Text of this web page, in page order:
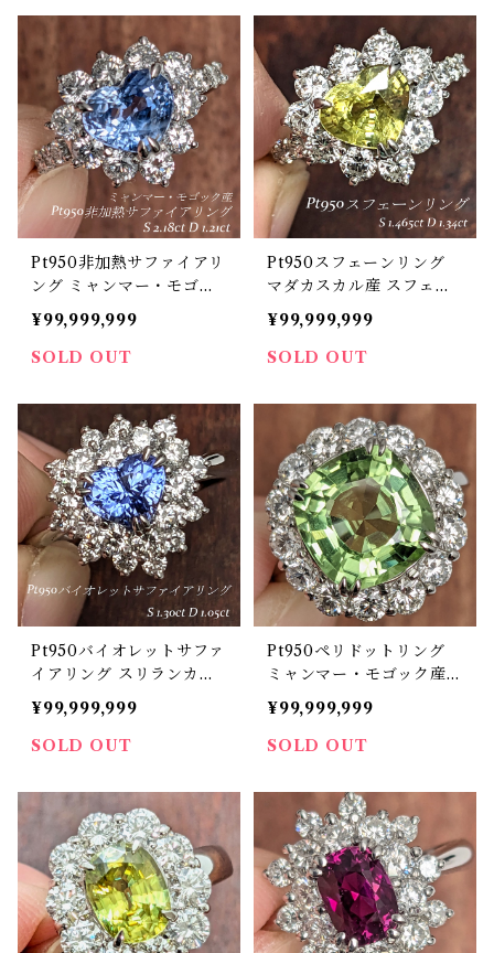
Pt950非加熱サファイアリ
ング ミャンマー・モゴッ
ク産 非加熱サファイア 2.1
8ct ダイヤモンド 1.21ct
【PRO207110】
¥99,999,999
SOLD OUT
Pt950スフェーンリング
マダカスカル産 スフェー
ン 1.465ct ダイヤモンド
1.34ct【PRO206788】
¥99,999,999
SOLD OUT
Pt950バイオレットサファ
イアリング スリランカ産
サファイア 1.30ct ダイヤ
モンド 1.05ct【PRO2062
23】
¥99,999,999
SOLD OUT
Pt950ペリドットリング
ミャンマー・モゴック産
ペリドット 3.73ct ダイヤ
モンド 1.20ct【PRO2062
12】
¥99,999,999
SOLD OUT